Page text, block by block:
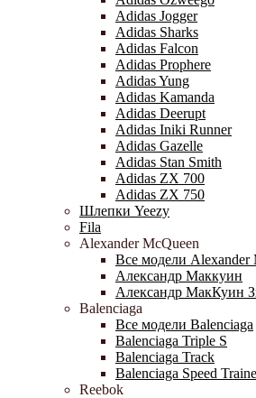
Adidas Jogger
Adidas Sharks
Adidas Falcon
Adidas Prophere
Adidas Yung
Adidas Kamanda
Adidas Deerupt
Adidas Iniki Runner
Adidas Gazelle
Adidas Stan Smith
Adidas ZX 700
Adidas ZX 750
Шлепки Yeezy
Fila
Alexander McQueen
Все модели Alexander
Александр Маккуин
Александр МакКуин
Balenciaga
Все модели Balenciaga
Balenciaga Triple S
Balenciaga Track
Balenciaga Speed
Reebok